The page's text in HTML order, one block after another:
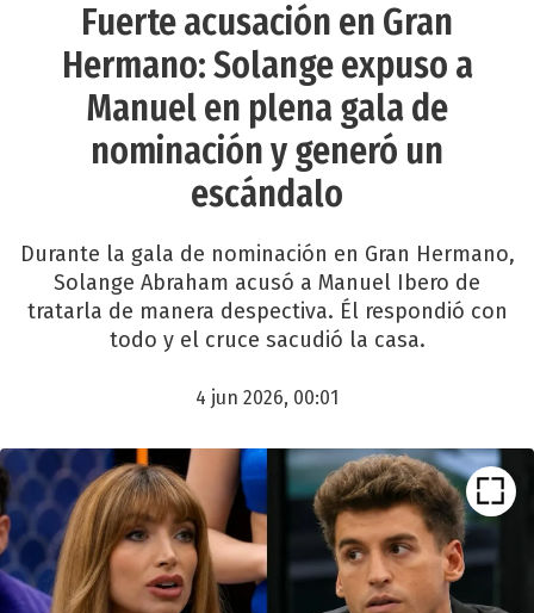
Fuerte acusación en Gran
Hermano: Solange expuso a
Manuel en plena gala de
nominación y generó un
escándalo
Durante la gala de nominación en Gran Hermano,
Solange Abraham acusó a Manuel Ibero de
tratarla de manera despectiva. Él respondió con
todo y el cruce sacudió la casa.
4 jun 2026, 00:01